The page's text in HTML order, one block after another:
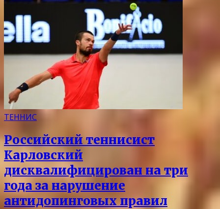
ТЕННИС
Российский теннисист
Карловский
дисквалифицирован на три
года за нарушение
антидопинговых правил